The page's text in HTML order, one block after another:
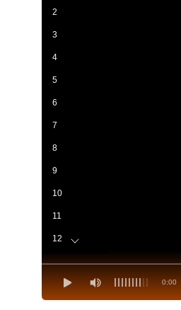
0:00
2
3
4
5
6
7
8
9
10
11
12
13